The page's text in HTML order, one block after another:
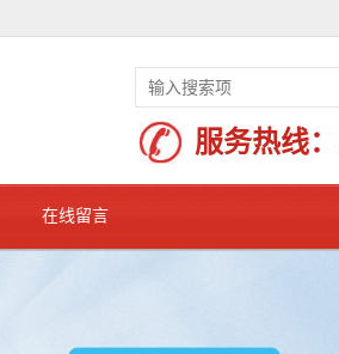
服务热线：
在线留言